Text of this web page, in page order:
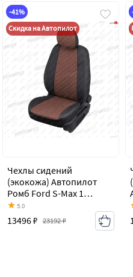
-41%
Скидка на Автопилот
Чехлы сидений
(экокожа) Автопилот
Ромб Ford S-Max 1
дорестайлинг (2006-
2010)
5.0
13496 ₽ 23192 ₽